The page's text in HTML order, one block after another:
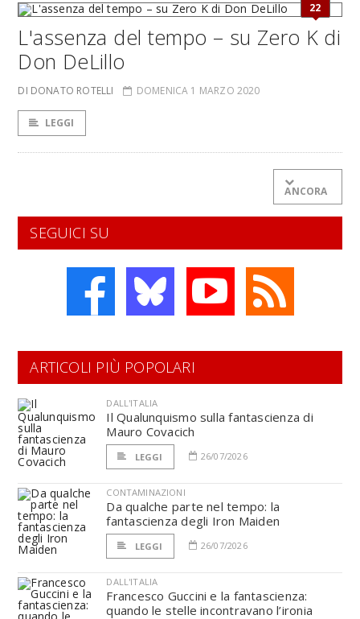
22
L'assenza del tempo – su Zero K di
Don DeLillo
DI DONATO ROTELLI DOMENICA 1 MARZO 2020
LEGGI
ANCORA
SEGUICI SU
ARTICOLI PIÙ POPOLARI
DALL'ITALIA
Il Qualunquismo sulla fantascienza di
Mauro Covacich
LEGGI 26/07/2026
CONTAMINAZIONI
Da qualche parte nel tempo: la
fantascienza degli Iron Maiden
LEGGI 26/07/2026
DALL'ITALIA
Francesco Guccini e la fantascienza:
quando le stelle incontravano l’ironia